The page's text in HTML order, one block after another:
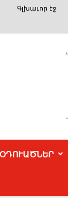
Գլխաւոր էջ